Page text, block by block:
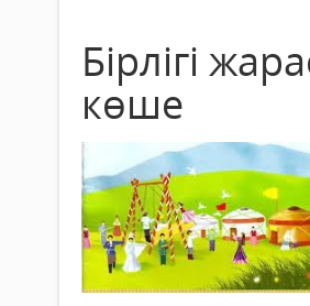
Бірлігі
көше